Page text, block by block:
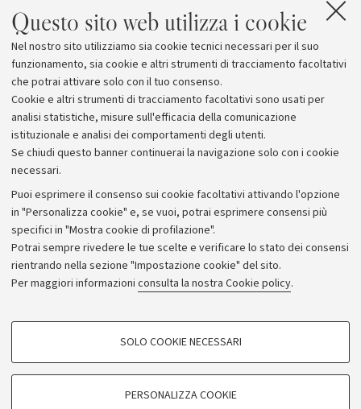
Questo sito web utilizza i cookie
Nel nostro sito utilizziamo sia cookie tecnici necessari per il suo
funzionamento, sia cookie e altri strumenti di tracciamento facoltativi
che potrai attivare solo con il tuo consenso.
Cookie e altri strumenti di tracciamento facoltativi sono usati per
analisi statistiche, misure sull'efficacia della comunicazione
istituzionale e analisi dei comportamenti degli utenti.
Se chiudi questo banner continuerai la navigazione solo con i cookie
necessari.
Puoi esprimere il consenso sui cookie facoltativi attivando l'opzione
in "Personalizza cookie" e, se vuoi, potrai esprimere consensi più
specifici in "Mostra cookie di profilazione".
Potrai sempre rivedere le tue scelte e verificare lo stato dei consensi
rientrando nella sezione "Impostazione cookie" del sito.
Per maggiori informazioni consulta la nostra Cookie policy.
COOKIE DI PROFILAZIONE - FACOLTATIVI
SOLO COOKIE NECESSARI
PERSONALIZZA COOKIE
ma anche come opportunità di dedicarsi a qualcosa con
grinta, di misurarsi con i limiti del proprio corpo e
imparare a superarli, senza lasciarsi andare alla prima
difficoltà.
Archivio
Comunicati stampa
Redazione
Rassegna stampa
© Copyright 2026 - ALMA MATER STUDIORUM - Università di